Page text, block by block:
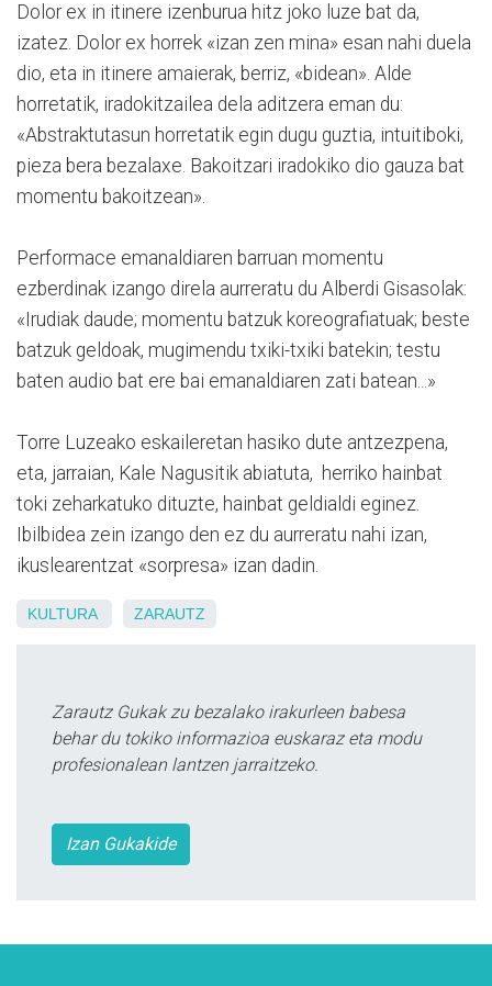
Dolor ex in itinere izenburua hitz joko luze bat da,
izatez. Dolor ex horrek «izan zen mina» esan nahi duela
dio, eta in itinere amaierak, berriz, «bidean». Alde
horretatik, iradokitzailea dela aditzera eman du:
«Abstraktutasun horretatik egin dugu guztia, intuitiboki,
pieza bera bezalaxe. Bakoitzari iradokiko dio gauza bat
momentu bakoitzean».
Performace emanaldiaren barruan momentu
ezberdinak izango direla aurreratu du Alberdi Gisasolak:
«Irudiak daude; momentu batzuk koreografiatuak; beste
batzuk geldoak, mugimendu txiki-txiki batekin; testu
baten audio bat ere bai emanaldiaren zati batean...»
Torre Luzeako eskaileretan hasiko dute antzezpena,
eta, jarraian, Kale Nagusitik abiatuta, herriko hainbat
toki zeharkatuko dituzte, hainbat geldialdi eginez.
Ibilbidea zein izango den ez du aurreratu nahi izan,
ikuslearentzat «sorpresa» izan dadin.
KULTURA ZARAUTZ
Zarautz Gukak zu bezalako irakurleen babesa
behar du tokiko informazioa euskaraz eta modu
profesionalean lantzen jarraitzeko.
Izan Gukakide